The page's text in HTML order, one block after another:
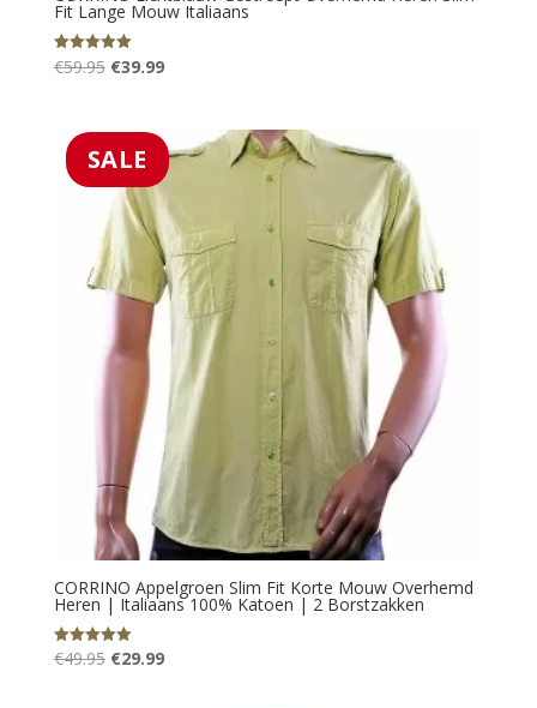
Fit Lange Mouw Italiaans
Gewaardeerd
5.00
€59.95 Oorspronkelijke
€59.95.
€39.99Huidige
€39.99.
SALE
CORRINO Appelgroen Slim Fit Korte Mouw Overhemd
Heren | Italiaans 100% Katoen | 2 Borstzakken
Gewaardeerd
5.00
€49.95 Oorspronkelijke
€29.99Huidige